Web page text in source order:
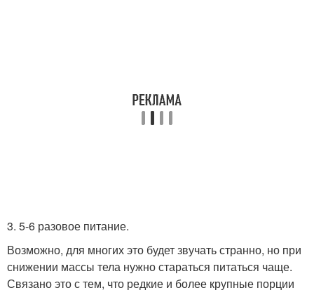
3. 5-6 разовое питание.
Возможно, для многих это будет звучать странно, но при
снижении массы тела нужно стараться питаться чаще.
Связано это с тем, что редкие и более крупные порции